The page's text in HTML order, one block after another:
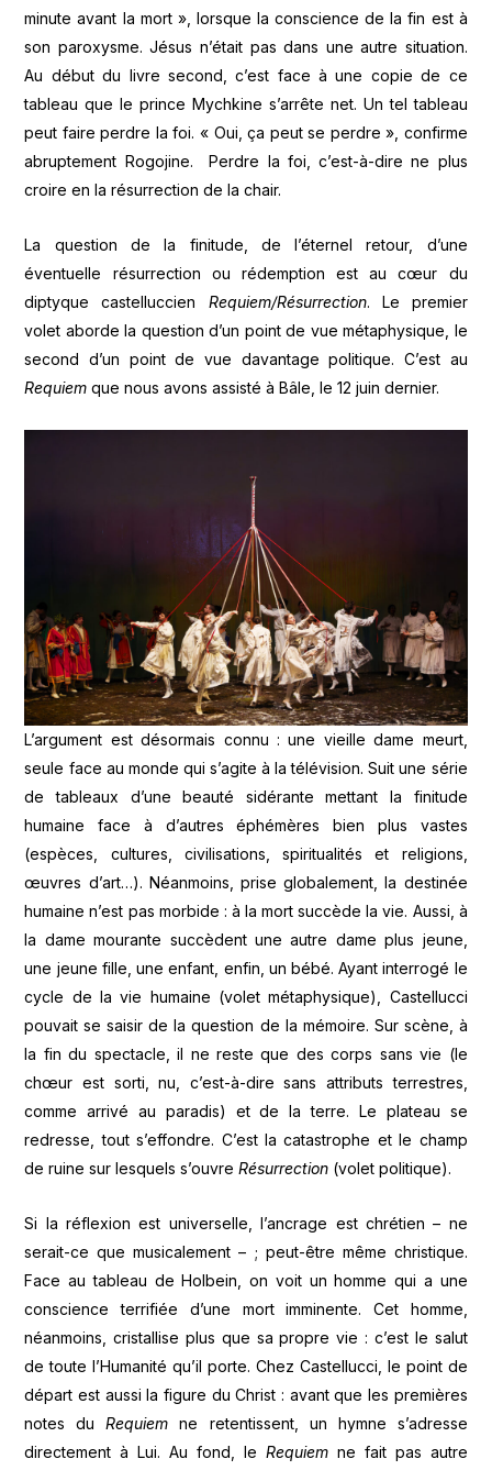
minute avant la mort », lorsque la conscience de la fin est à
son paroxysme. Jésus n’était pas dans une autre situation.
Au début du livre second, c’est face à une copie de ce
tableau que le prince Mychkine s’arrête net. Un tel tableau
peut faire perdre la foi. « Oui, ça peut se perdre », confirme
abruptement Rogojine. Perdre la foi, c’est-à-dire ne plus
croire en la résurrection de la chair.
La question de la finitude, de l’éternel retour, d’une
éventuelle résurrection ou rédemption est au cœur du
diptyque castelluccien Requiem/Résurrection. Le premier
volet aborde la question d’un point de vue métaphysique, le
second d’un point de vue davantage politique. C’est au
Requiemque nous avons assisté à Bâle, le 12 juin dernier.
L’argument est désormais connu : une vieille dame meurt,
seule face au monde qui s’agite à la télévision. Suit une série
de tableaux d’une beauté sidérante mettant la finitude
humaine face à d’autres éphémères bien plus vastes
(espèces, cultures, civilisations, spiritualités et religions,
œuvres d’art…). Néanmoins, prise globalement, la destinée
humaine n’est pas morbide : à la mort succède la vie. Aussi, à
la dame mourante succèdent une autre dame plus jeune,
une jeune fille, une enfant, enfin, un bébé. Ayant interrogé le
cycle de la vie humaine (volet métaphysique), Castellucci
pouvait se saisir de la question de la mémoire. Sur scène, à
la fin du spectacle, il ne reste que des corps sans vie (le
chœur est sorti, nu, c’est-à-dire sans attributs terrestres,
comme arrivé au paradis) et de la terre. Le plateau se
redresse, tout s’effondre. C’est la catastrophe et le champ
de ruine sur lesquels s’ouvreRésurrection (volet politique).
Si la réflexion est universelle, l’ancrage est chrétien – ne
serait-ce que musicalement – ; peut-être même christique.
Face au tableau de Holbein, on voit un homme qui a une
conscience terrifiée d’une mort imminente. Cet homme,
néanmoins, cristallise plus que sa propre vie : c’est le salut
de toute l’Humanité qu’il porte. Chez Castellucci, le point de
départ est aussi la figure du Christ : avant que les premières
notes duRequiem ne retentissent, un hymne s’adresse
directement à Lui. Au fond, le Requiem ne fait pas autre